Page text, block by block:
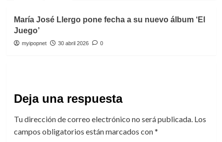
María José Llergo pone fecha a su nuevo álbum ‘El
Juego’
myipopnet 30 abril 2026 0
Deja una respuesta
Tu dirección de correo electrónico no será publicada. Los
campos obligatorios están marcados con*